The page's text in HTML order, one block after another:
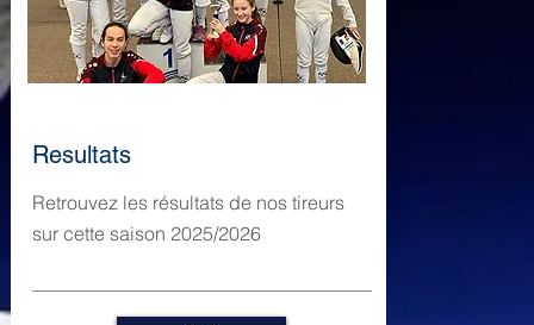
Resultats
Retrouvez les résultats de nos tireurs
sur cette saison 2025/2026